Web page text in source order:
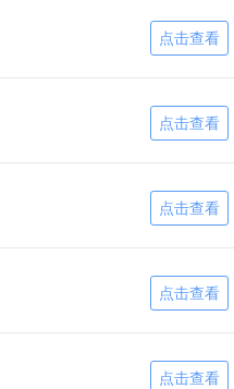
点击查看
点击查看
点击查看
点击查看
点击查看